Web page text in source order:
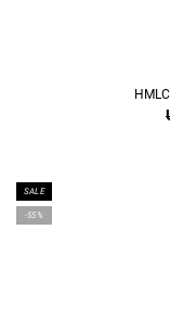
SALE
-55%